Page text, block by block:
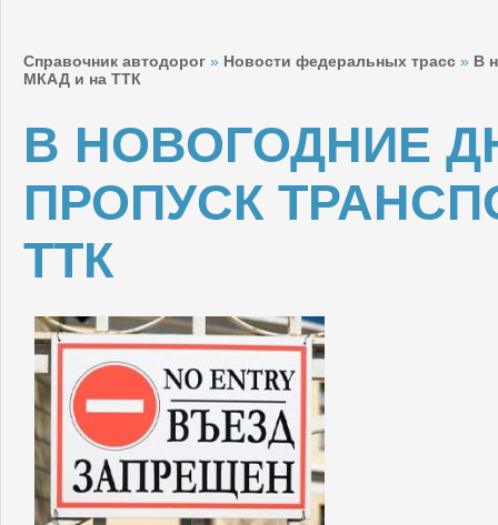
Справочник автодорог » Новости федеральных трасс » В
МКАД и на ТТК
В НОВОГОДНИЕ
ПРОПУСК
ТТК